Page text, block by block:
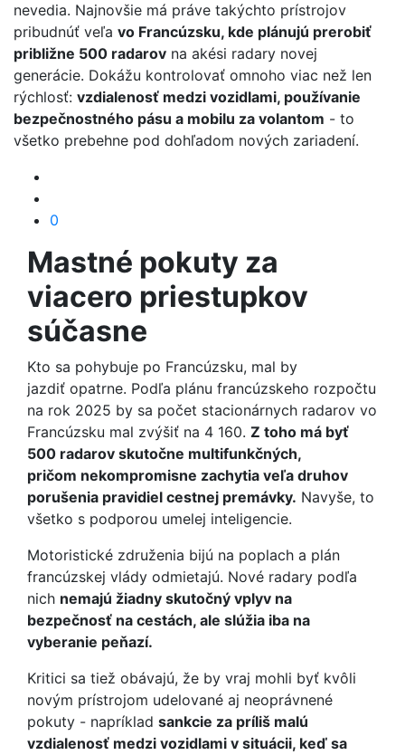
nevedia. Najnovšie má práve takýchto prístrojov
pribudnúť veľa vo Francúzsku, kde plánujú prerobiť
približne 500 radarov na akési radary novej
generácie. Dokážu kontrolovať omnoho viac než len
rýchlosť: vzdialenosť medzi vozidlami, používanie
bezpečnostného pásu a mobilu za volantom - to
všetko prebehne pod dohľadom nových zariadení.
0
Mastné pokuty za
viacero priestupkov
súčasne
Kto sa pohybuje po Francúzsku, mal by
jazdiť opatrne. Podľa plánu francúzskeho rozpočtu
na rok 2025 by sa počet stacionárnych radarov vo
Francúzsku mal zvýšiť na 4 160. Z toho má byť
500 radarov skutočne multifunkčných,
pričom nekompromisne zachytia veľa druhov
porušenia pravidiel cestnej premávky. Navyše, to
všetko s podporou umelej inteligencie.
Motoristické združenia bijú na poplach a plán
francúzskej vlády odmietajú. Nové radary podľa
nich nemajú žiadny skutočný vplyv na
bezpečnosť na cestách, ale slúžia iba na
vyberanie peňazí.
Kritici sa tiež obávajú, že by vraj mohli byť kvôli
novým prístrojom udelované aj neoprávnené
pokuty - napríklad sankcie za príliš malú
vzdialenosť medzi vozidlami v situácii, keď sa